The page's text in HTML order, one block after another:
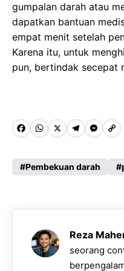
gumpalan darah atau
dapatkan bantuan
empat menit setelah
Karena itu, untuk
pun, bertindak secepat
F
c
b
W
a
s
A
p
X T
l
g
r
a
M
s
e
n
g
C
p
L
i
n
Pembekuan darah
Reza
seorang